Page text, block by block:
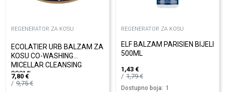
REGENERATOR ZA KOSU
ECOLATIER URB BALZAM ZA
KOSU CO-WASHING
MICELLAR CLEANSING
380ML
7,80 €
9,75€
REGENERATOR ZA KOSU
ELF BALZAM PARISIEN BIJELI
500ML
1,43 €
1,79€
Dostupno boja: 1